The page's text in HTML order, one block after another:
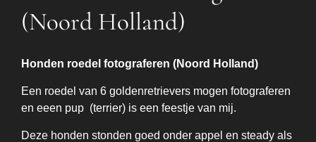
(Noord Holland)
Honden roedel fotograferen (Noord Holland)
Een roedel van 6 goldenretrievers mogen fotograferen
en eeen pup (terrier) is een feestje van mij.
Deze honden stonden goed onder appel en steady als